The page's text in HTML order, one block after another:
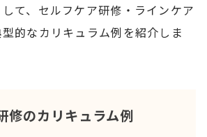
て、セルフケア研修・ラインケア
的なカリキュラム例を紹介しま
修のカリキュラム例